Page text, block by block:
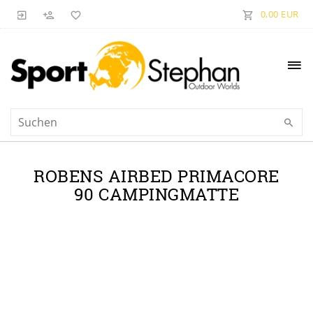
0,00 EUR
ROBENS AIRBED PRIMACORE
90 CAMPINGMATTE